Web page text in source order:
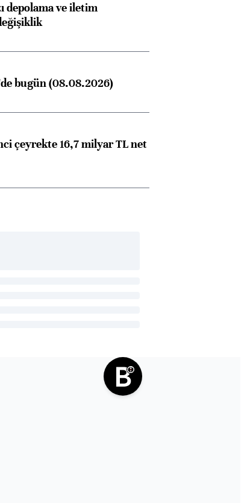
depolama ve iletim
bugün (08.08.2026)
çeyrekte 16,7 milyar TL net